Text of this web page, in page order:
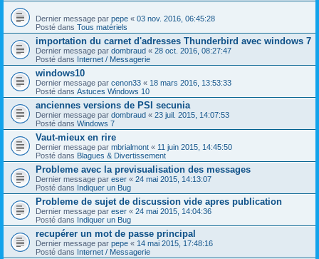
Dernier message par pepe « 03 nov. 2016, 06:45:28
Posté dans Tous matériels
importation du carnet d'adresses Thunderbird avec windows 7
Dernier message par dombraud « 28 oct. 2016, 08:27:47
Posté dans Internet / Messagerie
windows10
Dernier message par cenon33 « 18 mars 2016, 13:53:33
Posté dans Astuces Windows 10
anciennes versions de PSI secunia
Dernier message par dombraud « 23 juil. 2015, 14:07:53
Posté dans Windows 7
Vaut-mieux en rire
Dernier message par mbrialmont « 11 juin 2015, 14:45:50
Posté dans Blagues & Divertissement
Probleme avec la previsualisation des messages
Dernier message par eser « 24 mai 2015, 14:13:07
Posté dans Indiquer un Bug
Probleme de sujet de discussion vide apres publication
Dernier message par eser « 24 mai 2015, 14:04:36
Posté dans Indiquer un Bug
recupérer un mot de passe principal
Dernier message par pepe « 14 mai 2015, 17:48:16
Posté dans Internet / Messagerie